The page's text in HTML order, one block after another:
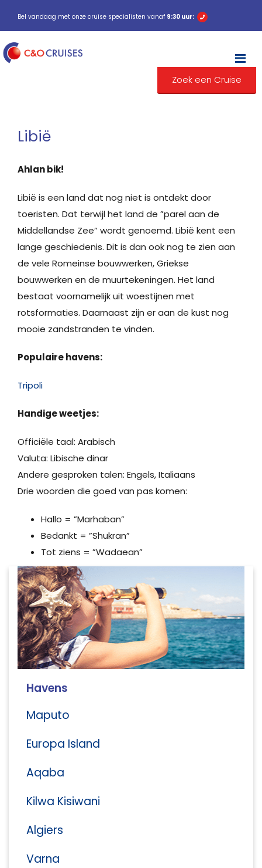
Bel vandaag met onze cruise specialisten vanaf 9:30 uur:
Zoek een Cruise
Libië
Ahlan bik!
Libië is een land dat nog niet is ontdekt door
toeristen. Dat terwijl het land de ”parel aan de
Middellandse Zee” wordt genoemd. Libië kent een
lange geschiedenis. Dit is dan ook nog te zien aan
de vele Romeinse bouwwerken, Griekse
bouwwerken en de muurtekeningen. Het land
bestaat voornamelijk uit woestijnen met
rotsformaties. Daarnaast zijn er aan de kust nog
mooie zandstranden te vinden.
Populaire havens:
Tripoli
Handige weetjes:
Officiële taal: Arabisch
Valuta: Libische dinar
Andere gesproken talen: Engels, Italiaans
Drie woorden die goed van pas komen:
Hallo = ”Marhaban”
Bedankt = ”Shukran”
Tot ziens = ”Wadaean”
Havens
Maputo
Europa Island
Aqaba
Kilwa Kisiwani
Algiers
Varna